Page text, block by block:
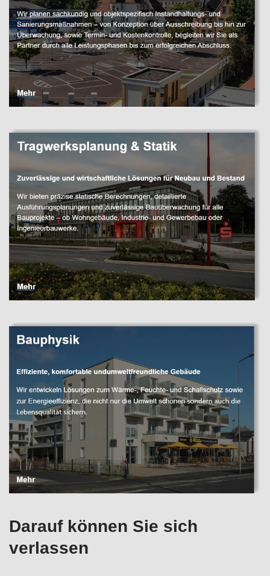
Darauf können Sie sich
verlassen